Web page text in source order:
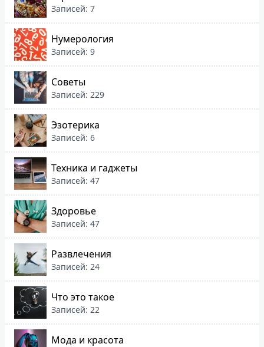
Записей: 7
Нумерология
Записей: 9
Советы
Записей: 229
Эзотерика
Записей: 6
Техника и гаджеты
Записей: 47
Здоровье
Записей: 47
Развлечения
Записей: 24
Что это такое
Записей: 22
Мода и красота